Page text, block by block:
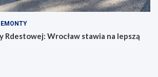
Rdestowej: Wrocław stawia na lepszą